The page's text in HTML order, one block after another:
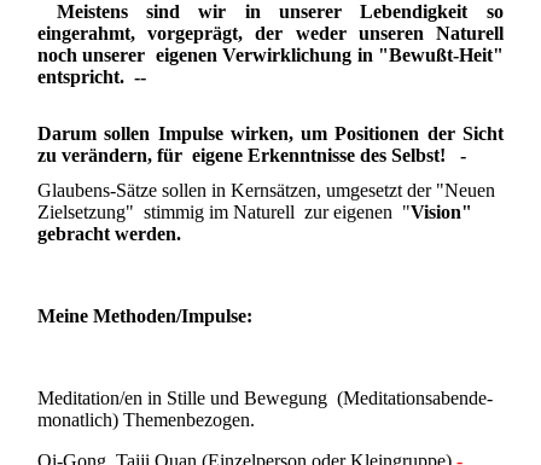
Meistens sind wir in unserer Lebendigkeit so
eingerahmt, vorgeprägt, der weder unseren Naturell
noch unserer eigenen Verwirklichung in "Bewußt-Heit"
entspricht. --
Darum sollen Impulse wirken, um Positionen der Sicht
zu verändern, für eigene Erkenntnisse des Selbst! -
Glaubens-Sätze sollen in Kernsätzen, umgesetzt der "Neuen
Zielsetzung" stimmig im Naturell zur eigenen "Vision"
gebracht werden.
Meine Methoden/Impulse:
Meditation/en in Stille und Bewegung (Meditationsabende-
monatlich) Themenbezogen.